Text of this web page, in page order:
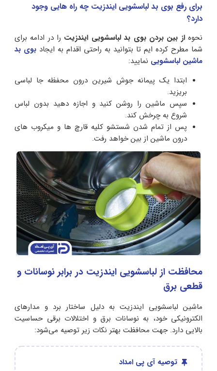
برای رفع بوی بد لباسشویی ایندزیت چه راه هایی وجود
دارد؟
نحوهاز بین بردن بوی بد لباسشویی ایندزیت را در ادامه برای
شما مطرح کرده ایم تا بتوانید به راحتی اقدام به ایجاد بوی بد
ماشین لباسشویی نمایید:
ابتدا یک پیمانه جوش شیرین درون محفظه جا لباسی
بریزید.
سپس ماشین را روشن کنید و اجازه دهید بدون لباس
شروع به چرخش کند.
پس از تمام‌ شدن شستشو کلیه قارچ‌ ها و میکروب‌ ها‌ی
درون ماشین از بین خواهد رفت.
محافظت از لباسشویی ایندزیت در برابر نوسانات و
قطعی برق
ماشین لباسشویی ایندزیت به دلیل ساختار برد و مدارهای
الکترونیکی خود، به نوسانات برق و اختلالات برقی حساسیت
بالایی دارد. جهت محافظت بهتر نکات زیر توصیه می‌شود:
توصیه آی پی امداد